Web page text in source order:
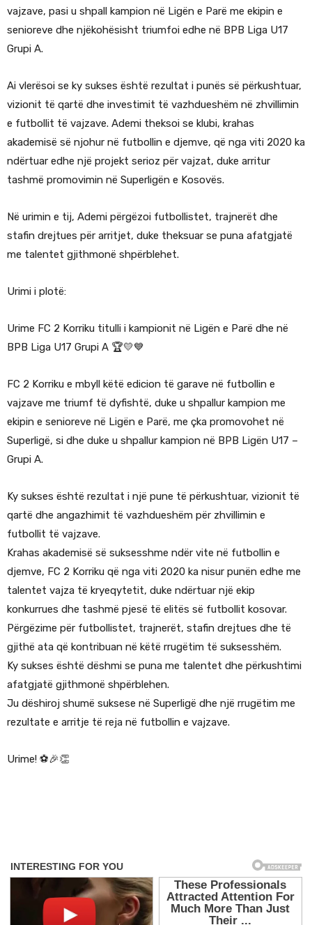
vajzave, pasi u shpall kampion në Ligën e Parë me ekipin e
senioreve dhe njëkohësisht triumfoi edhe në BPB Liga U17
Grupi A.
Ai vlerësoi se ky sukses është rezultat i punës së përkushtuar,
vizionit të qartë dhe investimit të vazhdueshëm në zhvillimin
e futbollit të vajzave. Ademi theksoi se klubi, krahas
akademisë së njohur në futbollin e djemve, që nga viti 2020 ka
ndërtuar edhe një projekt serioz për vajzat, duke arritur
tashmë promovimin në Superligën e Kosovës.
Në urimin e tij, Ademi përgëzoi futbollistet, trajnerët dhe
stafin drejtues për arritjet, duke theksuar se puna afatgjatë
me talentet gjithmonë shpërblehet.
Urimi i plotë:
Urime FC 2 Korriku titulli i kampionit në Ligën e Parë dhe në
BPB Liga U17 Grupi A 🏆💛💙
FC 2 Korriku e mbyll këtë edicion të garave në futbollin e
vajzave me triumf të dyfishtë, duke u shpallur kampion me
ekipin e senioreve në Ligën e Parë, me çka promovohet në
Superligë, si dhe duke u shpallur kampion në BPB Ligën U17 –
Grupi A.
Ky sukses është rezultat i një pune të përkushtuar, vizionit të
qartë dhe angazhimit të vazhdueshëm për zhvillimin e
futbollit të vajzave.
Krahas akademisë së suksesshme ndër vite në futbollin e
djemve, FC 2 Korriku që nga viti 2020 ka nisur punën edhe me
talentet vajza të kryeqytetit, duke ndërtuar një ekip
konkurrues dhe tashmë pjesë të elitës së futbollit kosovar.
Përgëzime për futbollistet, trajnerët, stafin drejtues dhe të
gjithë ata që kontribuan në këtë rrugëtim të suksesshëm.
Ky sukses është dëshmi se puna me talentet dhe përkushtimi
afatgjatë gjithmonë shpërblehen.
Ju dëshiroj shumë suksese në Superligë dhe një rrugëtim me
rezultate e arritje të reja në futbollin e vajzave.
Urime! ⚽️🎉👏